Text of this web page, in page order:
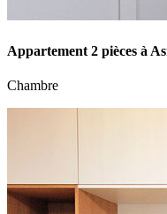
Appartement 2 pièces à
Chambre